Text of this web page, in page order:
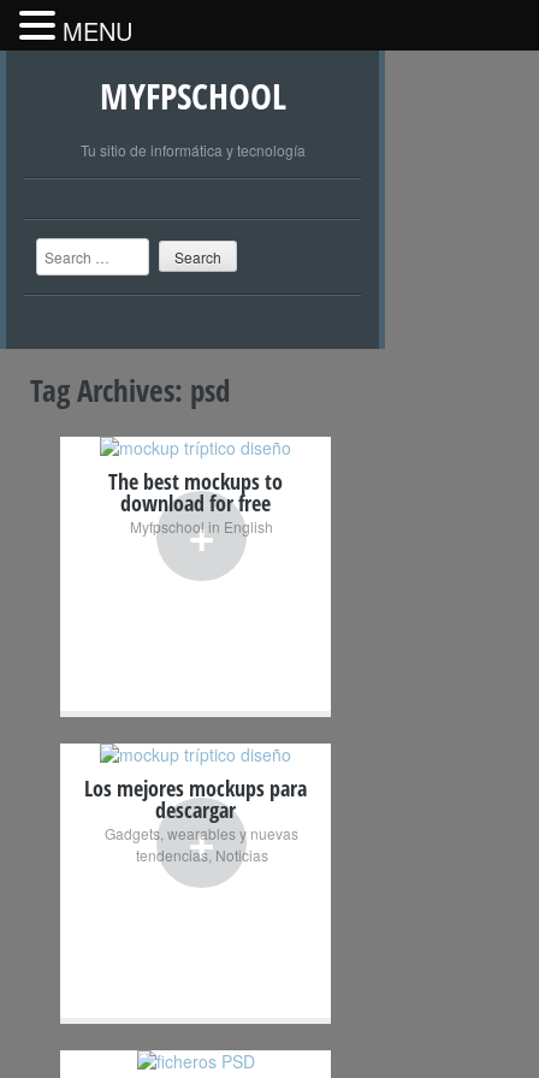
MYFPSCHOOL
Tu sitio de informática y tecnología
Search
Tag Archives: psd
+
The best mockups to
download for free
Myfpschool in English
+
Los mejores mockups para
descargar
Gadgets, wearables y nuevas
tendencias,Noticias
MENU